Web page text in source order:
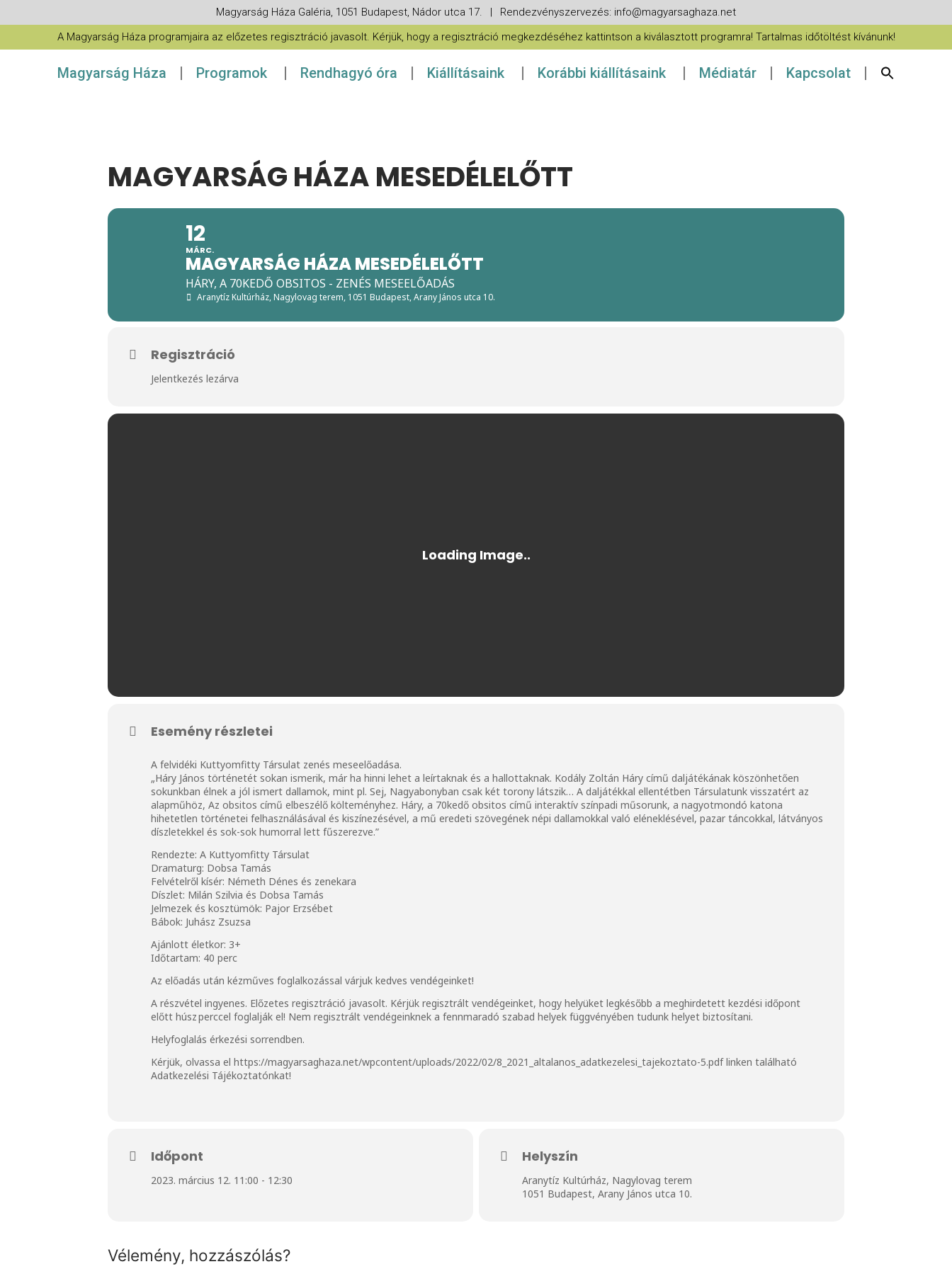
Magyarság Háza Galéria, 1051 Budapest, Nádor utca 17. | Rendezvényszervezés: info@magyarsaghaza.net
A Magyarság Háza programjaira az előzetes regisztráció javasolt. Kérjük, hogy a regisztráció megkezdéséhez kattintson a kiválasztott programra! Tartalmas időtöltést kívánunk!
Magyarság Háza Programok Rendhagyó óra Kiállításaink Korábbi kiállításaink Médiatár Kapcsolat
MAGYARSÁG HÁZA MESEDÉLELŐTT
12
MÁRC.
MAGYARSÁG HÁZA MESEDÉLELŐTT
HÁRY, A 70KEDŐ OBSITOS - ZENÉS MESEELŐADÁS
Aranytíz Kultúrház, Nagylovag terem, 1051 Budapest, Arany János utca 10.
Regisztráció
Jelentkezés lezárva
Esemény részletei
A felvidéki Kuttyomfitty Társulat zenés meseelőadása.
„Háry János történetét sokan ismerik, már ha hinni lehet a leírtaknak és a hallottaknak. Kodály Zoltán Háry című daljátékának köszönhetően
sokunkban élnek a jól ismert dallamok, mint pl. Sej, Nagyabonyban csak két torony látszik… A daljátékkal ellentétben Társulatunk visszatért az
alapműhöz, Az obsitos című elbeszélő költeményhez. Háry, a 70kedő obsitos című interaktív színpadi műsorunk, a nagyotmondó katona
hihetetlen történetei felhasználásával és kiszínezésével, a mű eredeti szövegének népi dallamokkal való eléneklésével, pazar táncokkal, látványos
díszletekkel és sok-sok humorral lett fűszerezve.”
Rendezte: A Kuttyomfitty Társulat
Dramaturg: Dobsa Tamás
Felvételről kísér: Németh Dénes és zenekara
Díszlet: Milán Szilvia és Dobsa Tamás
Jelmezek és kosztümök: Pajor Erzsébet
Bábok: Juhász Zsuzsa
Ajánlott életkor: 3+
Időtartam: 40 perc
Az előadás után kézműves foglalkozással várjuk kedves vendégeinket!
A részvétel ingyenes. Előzetes regisztráció javasolt. Kérjük regisztrált vendégeinket, hogy helyüket legkésőbb a meghirdetett kezdési időpont
előtt húsz perccel foglalják el! Nem regisztrált vendégeinknek a fennmaradó szabad helyek függvényében tudunk helyet biztosítani.
Helyfoglalás érkezési sorrendben.
Kérjük, olvassa el https://magyarsaghaza.net/wpcontent/uploads/2022/02/8_2021_altalanos_adatkezelesi_tajekoztato-5.pdflinken található
Adatkezelési Tájékoztatónkat!
Időpont
2023. március 12. 11:00 - 12:30
Helyszín
Aranytíz Kultúrház, Nagylovag terem
1051 Budapest, Arany János utca 10.
Vélemény, hozzászólás?